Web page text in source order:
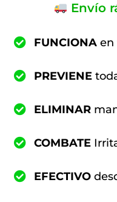
Envío
FUNCIONA en
PREVIENE
ELIMINAR
COMBATE
EFECTIVO